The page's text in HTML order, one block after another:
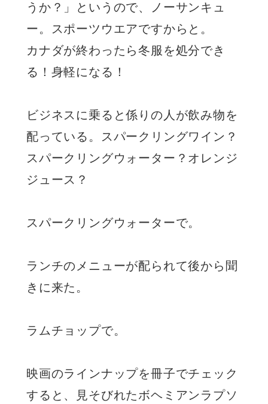
うか？」というので、ノーサンキュ
ー。スポーツウエアですからと。
カナダが終わったら冬服を処分でき
る！身軽になる！
ビジネスに乗ると係りの人が飲み物を
配っている。スパークリングワイン？
スパークリングウォーター？オレンジ
ジュース？
スパークリングウォーターで。
ランチのメニューが配られて後から聞
きに来た。
ラムチョップで。
映画のラインナップを冊子でチェック
すると、見そびれたボヘミアンラプソ